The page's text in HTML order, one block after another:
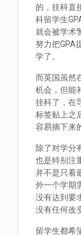
的，挂科直
科留学生
就会被学术
努力把GPA
学了。
而英国虽然
机会，但能
挂科了，在
标签贴上之
容易摘下来
除了对学分
也是特别注
并不是只看
外一个学期
没有达到要
没有任何改
留学生都希